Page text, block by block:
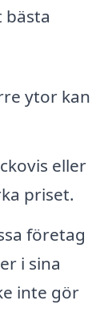
ytor kan
eller
priset.
företag
i sina
inte gör